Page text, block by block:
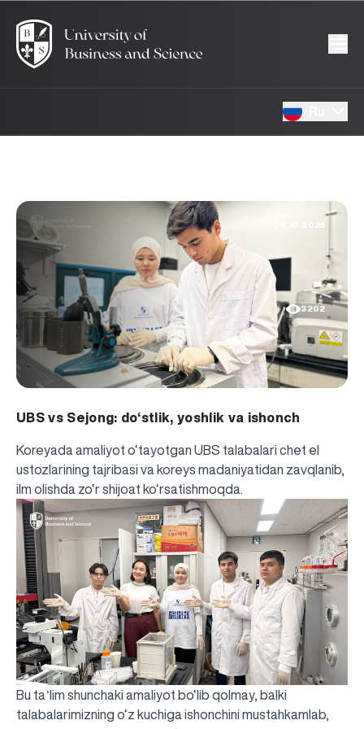
06.10.2025
3202
UBS vs Sejong: do‘stlik, yoshlik va ishonch
Koreyada amaliyot o‘tayotgan UBS talabalari chet el
ustozlarining tajribasi va koreys madaniyatidan zavqlanib,
ilm olishda zo‘r shijoat ko‘rsatishmoqda.
Bu taʼlim shunchaki amaliyot bo‘lib qolmay, balki
talabalarimizning o‘z kuchiga ishonchini mustahkamlab,